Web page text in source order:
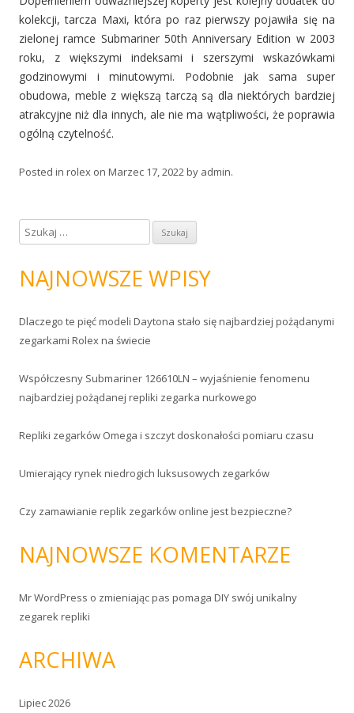
kolekcji, tarcza Maxi, która po raz pierwszy pojawiła się na
zielonej ramce Submariner 50th Anniversary Edition w 2003
roku, z większymi indeksami i szerszymi wskazówkami
godzinowymi i minutowymi. Podobnie jak sama super
obudowa, meble z większą tarczą są dla niektórych bardziej
atrakcyjne niż dla innych, ale nie ma wątpliwości, że poprawia
ogólną czytelność.
Posted in rolex on Marzec 17, 2022by admin.
z
k
j
:
NAJNOWSZE WPISY
Dlaczego te pięć modeli Daytona stało się najbardziej pożądanymi
zegarkami Rolex na świecie
Współczesny Submariner 126610LN – wyjaśnienie fenomenu
najbardziej pożądanej repliki zegarka nurkowego
Repliki zegarków Omega i szczyt doskonałości pomiaru czasu
Umierający rynek niedrogich luksusowych zegarków
Czy zamawianie replik zegarków online jest bezpieczne?
NAJNOWSZE KOMENTARZE
Mr WordPress o zmieniając pas pomaga DIY swój unikalny
zegarek repliki
ARCHIWA
Lipiec 2026